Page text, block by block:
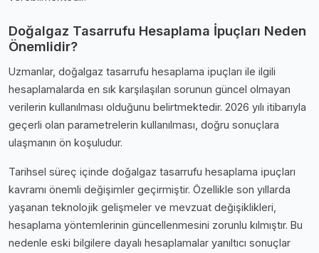
Doğalgaz Tasarrufu Hesaplama İpuçları Neden
Önemlidir?
Uzmanlar, doğalgaz tasarrufu hesaplama i̇puçları ile ilgili
hesaplamalarda en sık karşılaşılan sorunun güncel olmayan
verilerin kullanılması olduğunu belirtmektedir. 2026 yılı itibarıyla
geçerli olan parametrelerin kullanılması, doğru sonuçlara
ulaşmanın ön koşuludur.
Tarihsel süreç içinde doğalgaz tasarrufu hesaplama i̇puçları
kavramı önemli değişimler geçirmiştir. Özellikle son yıllarda
yaşanan teknolojik gelişmeler ve mevzuat değişiklikleri,
hesaplama yöntemlerinin güncellenmesini zorunlu kılmıştır. Bu
nedenle eski bilgilere dayalı hesaplamalar yanıltıcı sonuçlar